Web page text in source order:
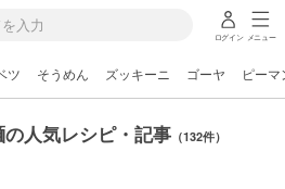
ログイン メニュー
ツ そうめん ズッキーニ ゴーヤ ピーマ
人気レシピ・記事 （132件）